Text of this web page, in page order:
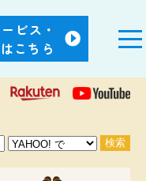
ビス・
こちら